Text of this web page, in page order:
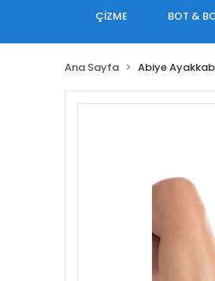
ÇİZME BOT &
Ana Sayfa Abiye